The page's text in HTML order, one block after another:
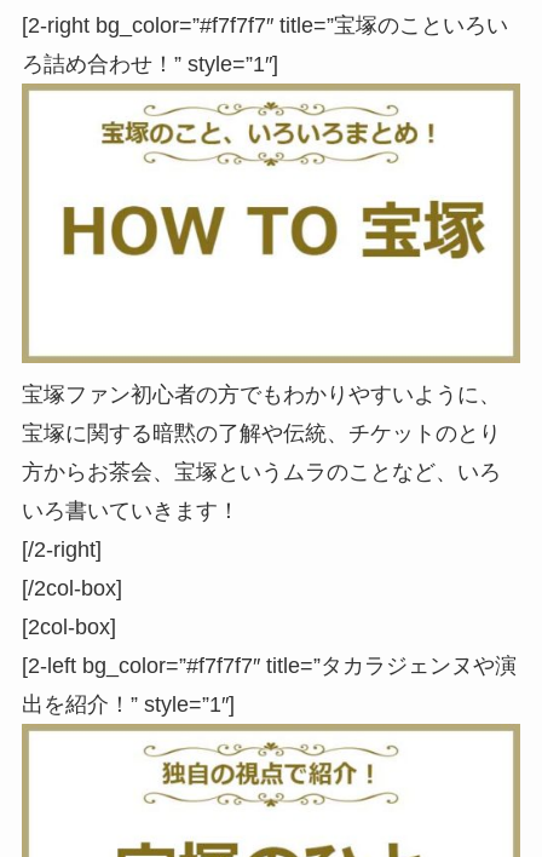
[2-right bg_color=”#f7f7f7″ title=”宝塚のこといろい
ろ詰め合わせ！” style=”1″]
宝塚ファン初心者の方でもわかりやすいように、
宝塚に関する暗黙の了解や伝統、チケットのとり
方からお茶会、宝塚というムラのことなど、いろ
いろ書いていきます！
[/2-right]
[/2col-box]
[2col-box]
[2-left bg_color=”#f7f7f7″ title=”タカラジェンヌや演
出を紹介！” style=”1″]